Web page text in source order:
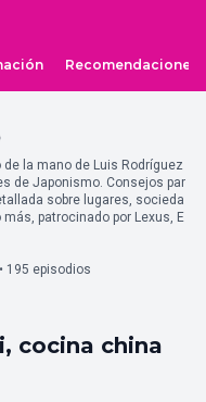
Recomendaciones
de la mano de Luis Rodríguez
de Japonismo. Consejos par
sobre lugares, socieda
patrocinado por Lexus, E
195 episodios
cocina china